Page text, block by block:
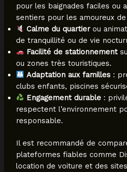
pour les baignades faciles ou
sentiers pour les amoureux
Calme du quartierou
de tranquillité ou de vie
Facilité de stationnement
ou zones très touristiques.
Adaptation aux familles :
clubs enfants, piscines
Engagement durable :
respectent l’environnement
responsable.
Il est recommandé de
plateformes fiables comme
location de voiture et des